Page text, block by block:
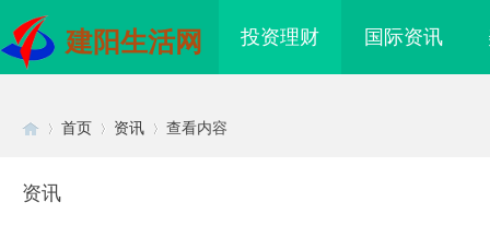
建阳生活网 投资理财 国际资讯
首页 资讯 查看内容
资讯